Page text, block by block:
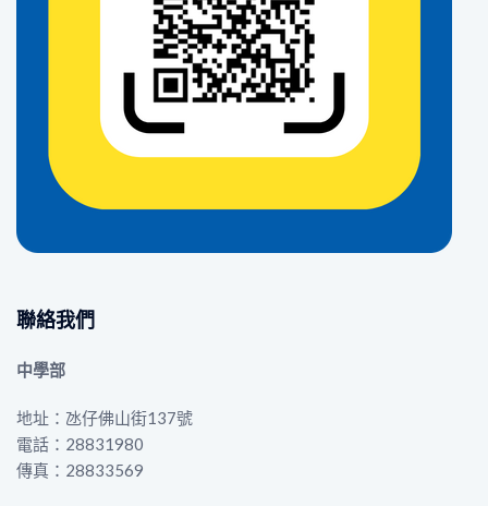
聯絡我們
中學部
地址：氹仔佛山街137號
電話：28831980
傳真：28833569